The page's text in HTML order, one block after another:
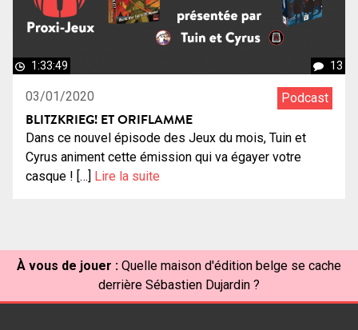
1:33:49 13
03/01/2020 Podcast
BLITZKRIEG! ET ORIFLAMME
Dans ce nouvel épisode des Jeux du mois, Tuin et
Cyrus animent cette émission qui va égayer votre
casque ! […]
Lire la suite
À vous de jouer : Quelle maison d'édition belge se cache
derrière Sébastien Dujardin ?